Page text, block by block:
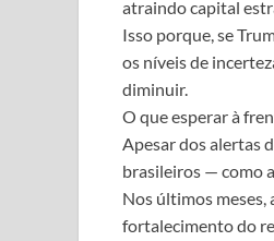
atraindo capital
Isso porque, se
os níveis de
diminuir.
O que esperar à
Apesar dos alertas
brasileiros — como
Nos últimos meses,
fortalecimento do